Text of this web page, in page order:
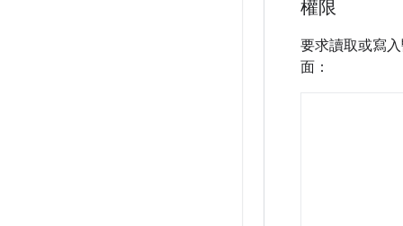
權限
要求讀取或寫
面：